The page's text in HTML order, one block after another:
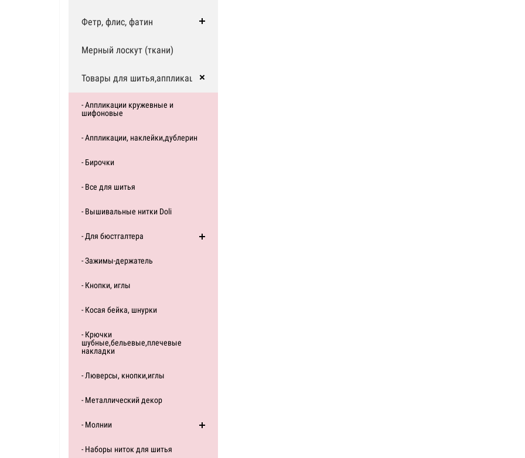
Фетр, флис, фатин
Мерный лоскут (ткани)
Товары для шитья,аппликации
- Аппликации кружевные и
шифоновые
- Аппликации, наклейки,дублерин
- Бирочки
- Все для шитья
- Вышивальные нитки Doli
- Для бюстгалтера
- Зажимы-держатель
- Кнопки, иглы
- Косая бейка, шнурки
- Крючки
шубные,бельевые,плечевые
накладки
- Люверсы, кнопки,иглы
- Металлический декор
- Молнии
- Наборы ниток для шитья